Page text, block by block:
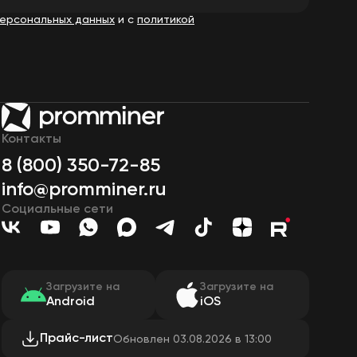
данных и с политикой
Контакты
8 (800) 350-72-85
info@promminer.ru
Социальные сети
Загрузите на
Android
Загрузите на
iOS
Прайс-листОбновлен 03.08.2026 в 13:00